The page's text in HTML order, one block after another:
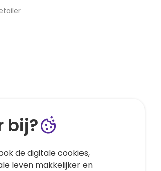
bij?
de digitale cookies,
leven makkelijker en